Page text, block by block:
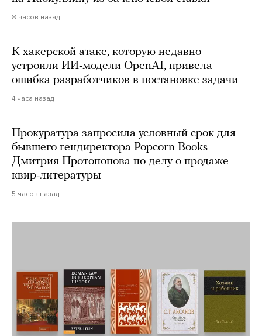
8 часов назад
К хакерской атаке, которую недавно
устроили ИИ-модели OpenAI, привела
ошибка разработчиков в постановке задачи
4 часа назад
Прокуратура запросила условный срок для
бывшего гендиректора Popcorn Books
Дмитрия Протопопова по делу о продаже
квир-литературы
5 часов назад